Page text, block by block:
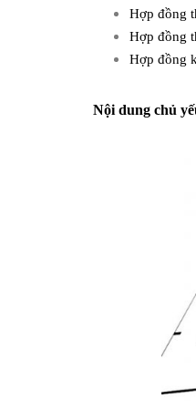
Hợp đồng
Hợp đồng
Hợp đồng
Nội dung chủ